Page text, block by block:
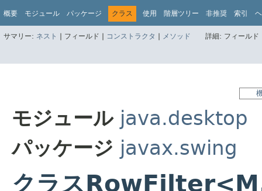
概要 モジュール パッケージ クラス 使用 階層ツリー 非推奨 索引
サマリー: ネスト | フィールド | コンストラクタ | メソッド 詳細: フィール
モジュール java.desktop
パッケージ javax.swing
クラス